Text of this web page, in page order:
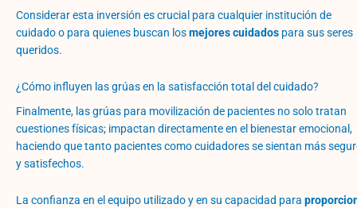
Considerar esta inversión es crucial para cualquier institución de
cuidado o para quienes buscan losmejores cuidados para sus seres
queridos.
¿Cómo influyen las grúas en la satisfacción total del cuidado?
Finalmente, las grúas para movilización de pacientes no solo tratan
cuestiones físicas; impactan directamente en el bienestar emocional,
haciendo que tanto pacientes como cuidadores se sientan más
y satisfechos.
La confianza en el equipo utilizado y en su capacidad para